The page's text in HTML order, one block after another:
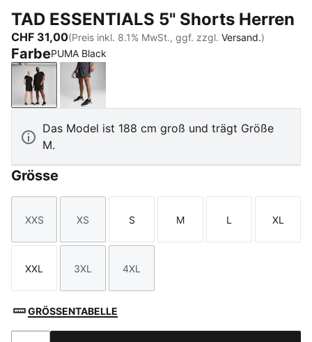
TAD ESSENTIALS 5" Shorts Herren
CHF 31,00(Preis inkl. 8.1% MwSt., ggf. zzgl. Versand.)
FarbePUMA Black
PUMA BlackGalactic Gray
Das Model ist 188 cm groß und trägt Größe
M.
Grösse
Größe
XXS
Größe
XS
Größe
S
Größe
M
Größe
L
Größe
XL
Größe
XXL
Größe
3XL
Größe
4XL
GRÖSSENTABELLE